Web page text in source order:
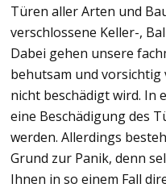
Türen aller Arten und
verschlossene Keller-,
Dabei gehen unsere
behutsam und
nicht beschädigt wird. In
eine Beschädigung des
werden. Allerdings
Grund zur Panik, denn
Ihnen in so einem Fall